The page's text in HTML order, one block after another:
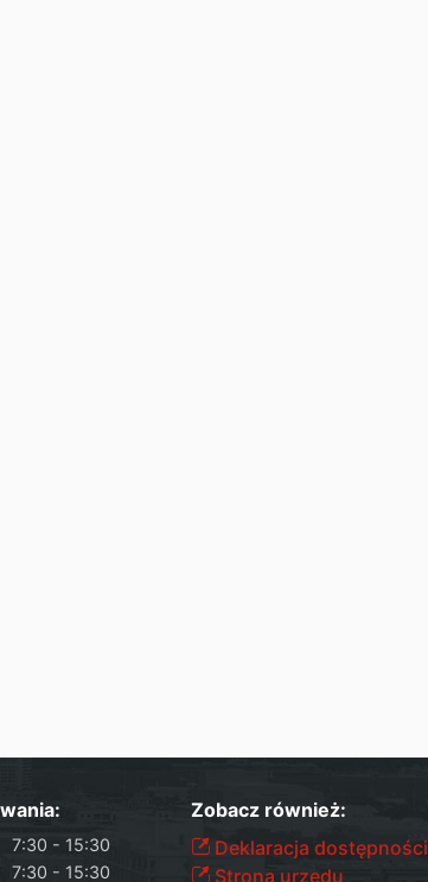
7:30 - 15:30
7:30 - 15:30
Zobacz również:
Deklaracja dostępności
Strona urzędu